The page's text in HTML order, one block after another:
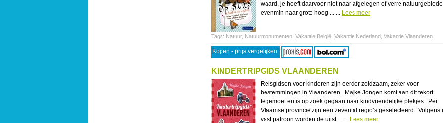
waard, je hoeft daarvoor niet naar afgelegen of verre
evenmin naar grote hoog ... ... Lees meer
Tags: Natuur, Natuurmonumenten Vakantie België Vakantie Nederland Vakantie Vlaanderen
Kopen - prijs vergelijken:
KINDERTRIPGIDS VLAANDEREN
Reisgidsen voor kinderen zijn eerder zeldzaam, zeker voor
bestemmingen in Vlaanderen. Majke Jongen komt aan dit tekort
tegemoet en is op zoek gegaan naar kindvriendelijke plekjes. Per
Vlaamse provincie zijn een zevental regio’s geselecteerd. Volgens
vast patroon worden de uitst ... ... Lees meer